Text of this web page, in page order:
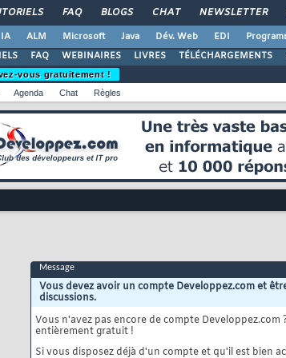
FAQ BLOGS CHAT NEWSLETTER
IA ALM Microsoft Java Dév. Web EDI
FAQ WEBINAIRES LIVRES TÉLÉCHARGEMENTS
vous gratuitement !
Agenda Chat Règles
Message
Vous devez avoir un compte Developpez.com et
discussions.
Vous n'avez pas encore de compte Developpez.com
entièrement gratuit !
Si vous disposez déjà d'un compte et qu'il est bien